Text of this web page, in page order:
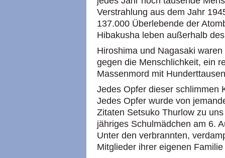
Verstrahlung aus dem Jahr
137.000 Überlebende der
Hibakusha leben außerhalb
Hiroshima und Nagasaki
gegen die Menschlichkeit, ein
Massenmord mit
Jedes Opfer dieser schlimmen
Jedes Opfer wurde von
Zitaten Setsuko Thurlow zu
jähriges Schulmädchen am 6.
Unter den verbrannten,
Mitglieder ihrer eigenen